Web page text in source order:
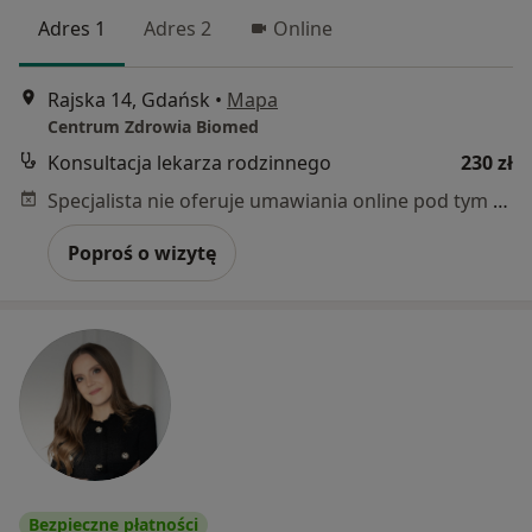
Adres 1 Adres 2 Online
Rajska 14, Gdańsk • Mapa
Centrum Zdrowia Biomed
Konsultacja lekarza rodzinnego
230 zł
Specjalista nie oferuje umawiania online pod tym adresem.
Poproś o wizytę
Bezpieczne płatności